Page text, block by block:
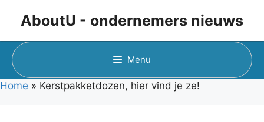
inhoud
AboutU - ondernemers nieuws
Menu
Home » Kerstpakketdozen, hier vind je ze!